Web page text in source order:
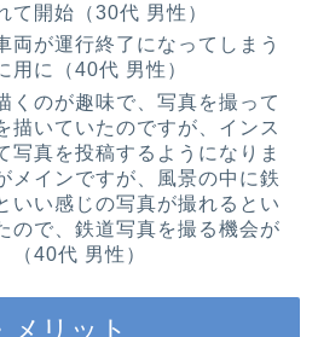
て開始（30代 男性）
両が運行終了になってしまう
用に（40代 男性）
くのが趣味で、写真を撮って
描いていたのですが、インス
写真を投稿するようになりま
メインですが、風景の中に鉄
いい感じの写真が撮れるとい
ので、鉄道写真を撮る機会が
（40代 男性）
メリット